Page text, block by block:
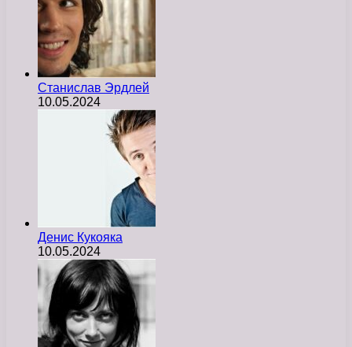
Станислав Эрдлей
10.05.2024
Денис Кукояка
10.05.2024